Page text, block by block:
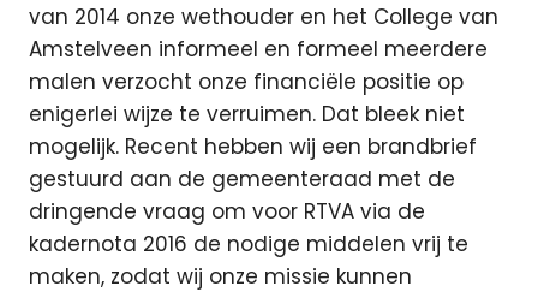
van 2014 onze wethouder en het College van
Amstelveen informeel en formeel meerdere
malen verzocht onze financiële positie op
enigerlei wijze te verruimen. Dat bleek niet
mogelijk. Recent hebben wij een brandbrief
gestuurd aan de gemeenteraad met de
dringende vraag om voor RTVA via de
kadernota 2016 de nodige middelen vrij te
maken, zodat wij onze missie kunnen